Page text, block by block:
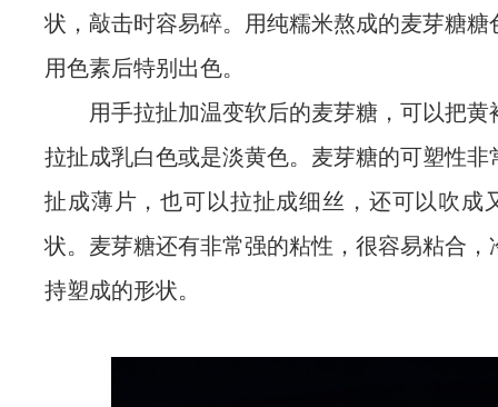
状，敲击时容易碎。用纯糯米熬成的麦芽糖糖
用色素后特别出色。
用手拉扯加温变软后的麦芽糖，可以把黄
拉扯成乳白色或是淡黄色。麦芽糖的可塑性非
扯成薄片，也可以拉扯成细丝，还可以吹成
状。麦芽糖还有非常强的粘性，很容易粘合，
持塑成的形状。